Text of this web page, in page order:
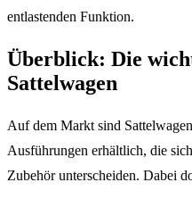
entlastenden Funktion.
Überblick: Die
Sattelwagen
Auf dem Markt sind
Ausführungen erhältlich, die
Zubehör unterscheiden. Dabei